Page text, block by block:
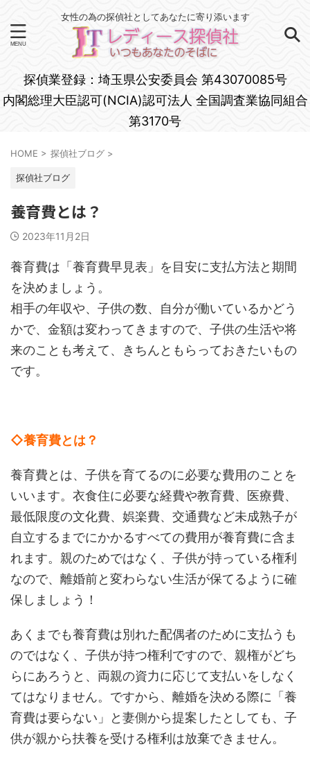
女性の為の探偵社としてあなたに寄り添います
探偵業登録：埼玉県公安委員会 第43070085号
内閣総理大臣認可(NCIA)認可法人 全国調査業協同組合
第3170号
HOME > 探偵社ブログ >
探偵社ブログ
養育費とは？
2023年11月2日
養育費は「養育費早見表」を目安に支払方法と期間
を決めましょう。
相手の年収や、子供の数、自分が働いているかどう
かで、金額は変わってきますので、子供の生活や将
来のことも考えて、きちんともらっておきたいもの
です。
◇養育費とは？
養育費とは、子供を育てるのに必要な費用のことを
いいます。衣食住に必要な経費や教育費、医療費、
最低限度の文化費、娯楽費、交通費など未成熟子が
自立するまでにかかるすべての費用が養育費に含ま
れます。親のためではなく、子供が持っている権利
なので、離婚前と変わらない生活が保てるように確
保しましょう！
あくまでも養育費は別れた配偶者のために支払うも
のではなく、子供が持つ権利ですので、親権がどち
らにあろうと、両親の資力に応じて支払いをしなく
てはなりません。ですから、離婚を決める際に「養
育費は要らない」と妻側から提案したとしても、子
供が親から扶養を受ける権利は放棄できません。